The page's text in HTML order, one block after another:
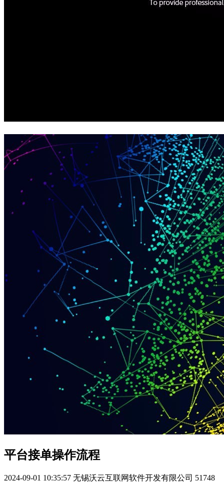
平台接单操作流程
2024-09-01 10:35:57 无锡沃云互联网软件开发有限公司 51748